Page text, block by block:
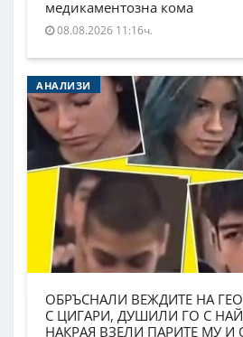
медикаментозна кома
08.08.2026 11:16ч.
АНАЛИЗИ
ОБРЪСНАЛИ ВЕЖДИТЕ НА
С ЦИГАРИ, ДУШИЛИ ГО С
НАКРАЯ ВЗЕЛИ ПАРИТЕ МУ